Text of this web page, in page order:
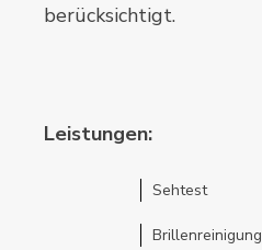
berücksichtigt.
Leistungen:
Sehtest
Brillenreinigung